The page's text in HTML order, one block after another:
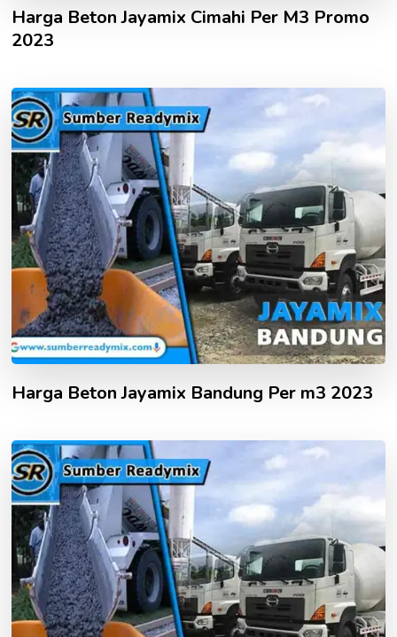
Harga Beton Jayamix Cimahi Per M3 Promo
2023
Harga Beton Jayamix Bandung Per m3 2023